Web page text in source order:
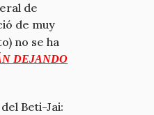
de
de muy
no se ha
DEJANDO
Beti-Jai: